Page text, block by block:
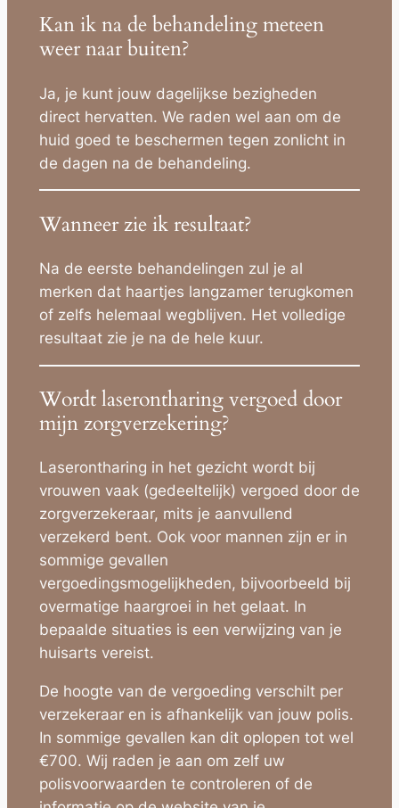
Kan ik na de behandeling meteen
weer naar buiten?
Ja, je kunt jouw dagelijkse bezigheden
direct hervatten. We raden wel aan om de
huid goed te beschermen tegen zonlicht in
de dagen na de behandeling.
Wanneer zie ik resultaat?
Na de eerste behandelingen zul je al
merken dat haartjes langzamer terugkomen
of zelfs helemaal wegblijven. Het volledige
resultaat zie je na de hele kuur.
Wordt laserontharing vergoed door
mijn zorgverzekering?
Laserontharing in het gezicht wordt bij
vrouwen vaak (gedeeltelijk) vergoed door de
zorgverzekeraar, mits je aanvullend
verzekerd bent. Ook voor mannen zijn er in
sommige gevallen
vergoedingsmogelijkheden, bijvoorbeeld bij
overmatige haargroei in het gelaat. In
bepaalde situaties is een verwijzing van je
huisarts vereist.
De hoogte van de vergoeding verschilt per
verzekeraar en is afhankelijk van jouw polis.
In sommige gevallen kan dit oplopen tot wel
€700. Wij raden je aan om zelf uw
polisvoorwaarden te controleren of de